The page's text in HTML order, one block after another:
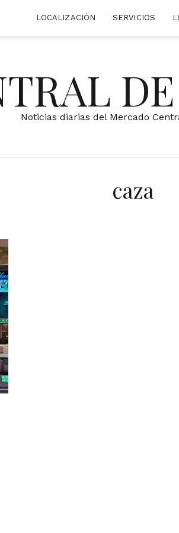
LOCALIZACIÓN SERVICIOS
Noticias diarias del Mercado
caza